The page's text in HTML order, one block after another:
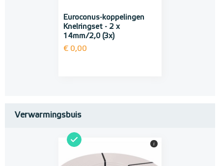
Euroconus-koppelingen
Knelringset - 2 x
14mm/2,0 (3x)
€ 0,00
Verwarmingsbuis
i